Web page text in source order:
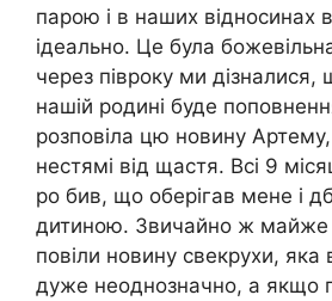
парою і в наших відносинах
ідеально. Це була
через півроку ми
нашій родині буде
розповіла цю новину Артему,
нестямі від щастя. Всі 9
ро бив, що оберігав мене і
дитиною. Звичайно ж майже
повіли новину свекрухи, яка
дуже неоднозначно, а якщо